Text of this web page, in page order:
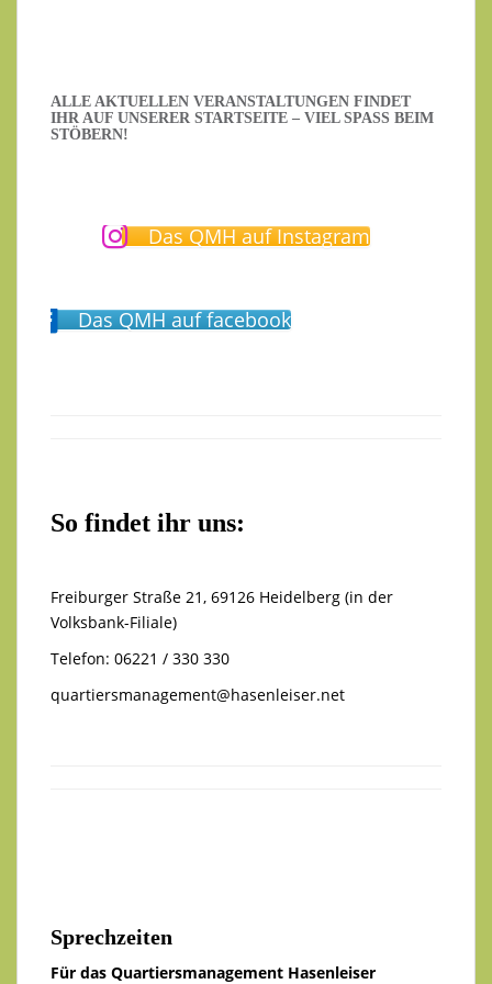
ALLE AKTUELLEN VERANSTALTUNGEN FINDET
IHR AUF UNSERER STARTSEITE – VIEL SPASS BEIM S
TÖBERN!
Das QMH auf Instagram
Das QMH auf facebook
So findet ihr uns:
Freiburger Straße 21, 69126 Heidelberg (in der
Volksbank-Filiale)
Telefon: 06221 / 330 330
quartiersmanagement@hasenleiser.net
Sprechzeiten
Für das Quartiersmanagement Hasenleiser